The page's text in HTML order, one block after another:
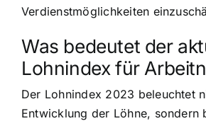
Verdienstmöglichkeiten
Was bedeutet der
Lohnindex für
Der Lohnindex 2023 beleuchtet
Entwicklung der Löhne, sondern